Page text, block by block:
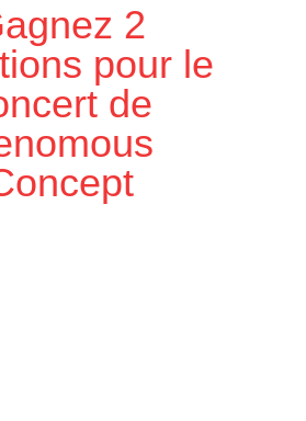
2
pour le
de